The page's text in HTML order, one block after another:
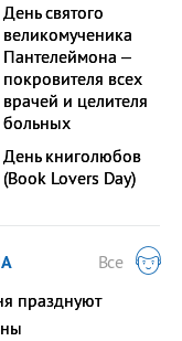
День святого
великомученика
Пантелеймона –
покровителя всех
врачей и целителя
больных
День книголюбов
(Book Lovers Day)
Все
празднуют